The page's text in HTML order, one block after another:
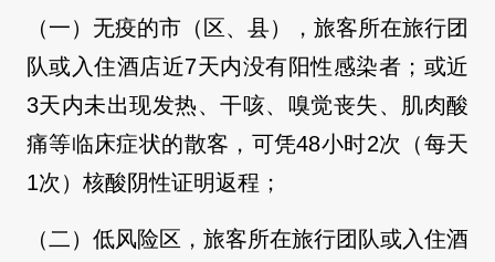
（一）无疫的市（区、县），旅客所在旅行团
队或入住酒店近7天内没有阳性感染者；或近
3天内未出现发热、干咳、嗅觉丧失、肌肉酸
痛等临床症状的散客，可凭48小时2次（每天
1次）核酸阴性证明返程；
（二）低风险区，旅客所在旅行团队或入住酒